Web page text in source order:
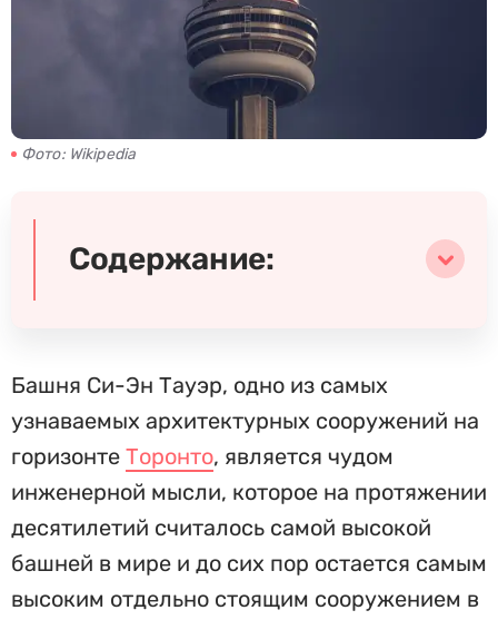
Фото: Wikipedia
Содержание:
Башня Си-Эн Тауэр, одно из самых
узнаваемых архитектурных сооружений на
горизонте Торонто, является чудом
инженерной мысли, которое на протяжении
десятилетий считалось самой высокой
башней в мире и до сих пор остается самым
высоким отдельно стоящим сооружением в